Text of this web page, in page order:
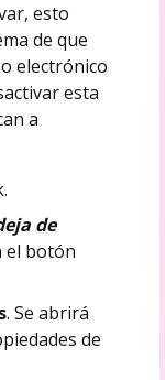
esto
de que
electrónico
esta
a
de
el botón
. Se abrirá
de